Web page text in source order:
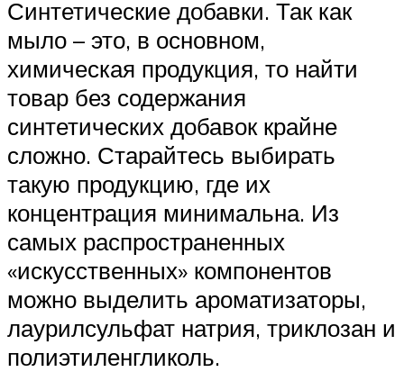
Синтетические добавки. Так как
мыло – это, в основном,
химическая продукция, то найти
товар без содержания
синтетических добавок крайне
сложно. Старайтесь выбирать
такую продукцию, где их
концентрация минимальна. Из
самых распространенных
«искусственных» компонентов
можно выделить ароматизаторы,
лаурилсульфат натрия, триклозан и
полиэтиленгликоль.